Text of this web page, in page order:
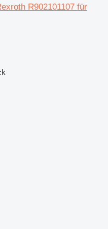
R902101107 für